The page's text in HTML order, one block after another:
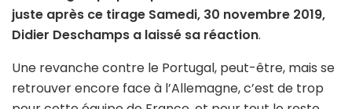
juste après ce tirage Samedi, 30 novembre 2019,
Didier Deschamps a laissé sa réaction.
Une revanche contre le Portugal, peut-être, mais se
retrouver encore face à l’Allemagne, c’est de trop